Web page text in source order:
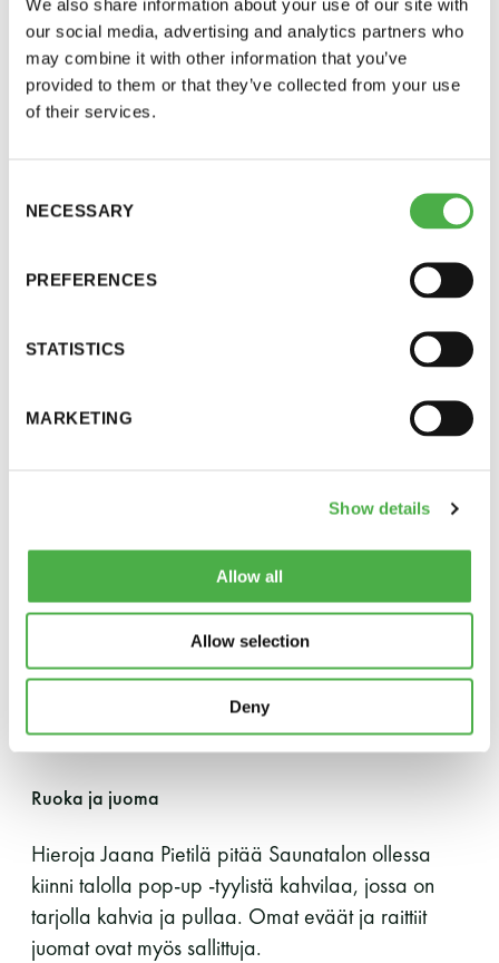
We also share information about your use of our site with
our social media, advertising and analytics partners who
may combine it with other information that you’ve
provided to them or that they’ve collected from your use
of their services.
Selection
NECESSARY
PREFERENCES
STATISTICS
MARKETING
Show details
Allow all
Allow selection
Deny
Y-tunnus: 0116872-9
Tietosuojaseloste
Saunaseuran tarkoitus
Suomen Saunaseura vaalii perinteisiä, kohteliaita
saunakulttuuria ja pyrkii kehittämään suomalaista
Peseytyminen ja pyyhkeet
Saunojilla on talolla käytössään kesäsuihku, jossa
ei saa käyttää pesuaineita
laudeliinoja, sillä Saunatalon pyyhepalvelu ei
toimi kesätauon aikana.
naisille erikseen. Lukollista
Saunojilla on käytössään bajamaja ja
käsienpesumahdollisuus Saunatalon ollessa
suljettuna.
Ruoka ja juoma
Hieroja Jaana Pietilä pitää Saunatalon ollessa
kiinni talolla pop-up -tyylistä kahvilaa, jossa on
tarjolla kahvia ja pullaa. Omat eväät ja raittiit
juomat ovat myös sallittuja.